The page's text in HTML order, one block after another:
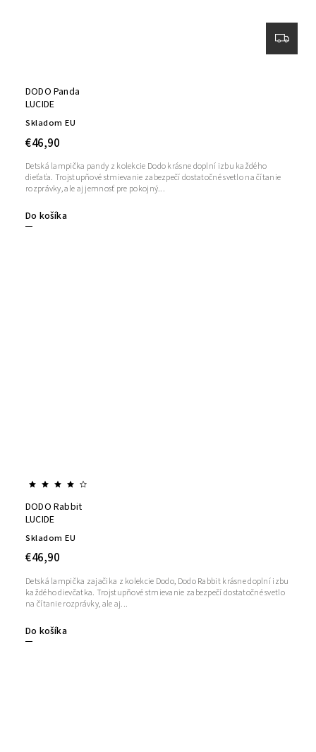
DODO Panda
LUCIDE
Skladom EU
€46,90
Do košíka
Detská lampička pandy z kolekcie Dodo krásne doplní izbu každého
dieťaťa. Trojstupňové stmievanie zabezpečí dostatočné svetlo na čítanie
rozprávky, ale aj jemnosť pre pokojný...
DODO Rabbit
LUCIDE
Skladom EU
€46,90
Do košíka
Detská lampička zajačika z kolekcie Dodo, Dodo Rabbit krásne doplní izbu
každého dievčatka. Trojstupňové stmievanie zabezpečí dostatočné svetlo
na čítanie rozprávky, ale aj...